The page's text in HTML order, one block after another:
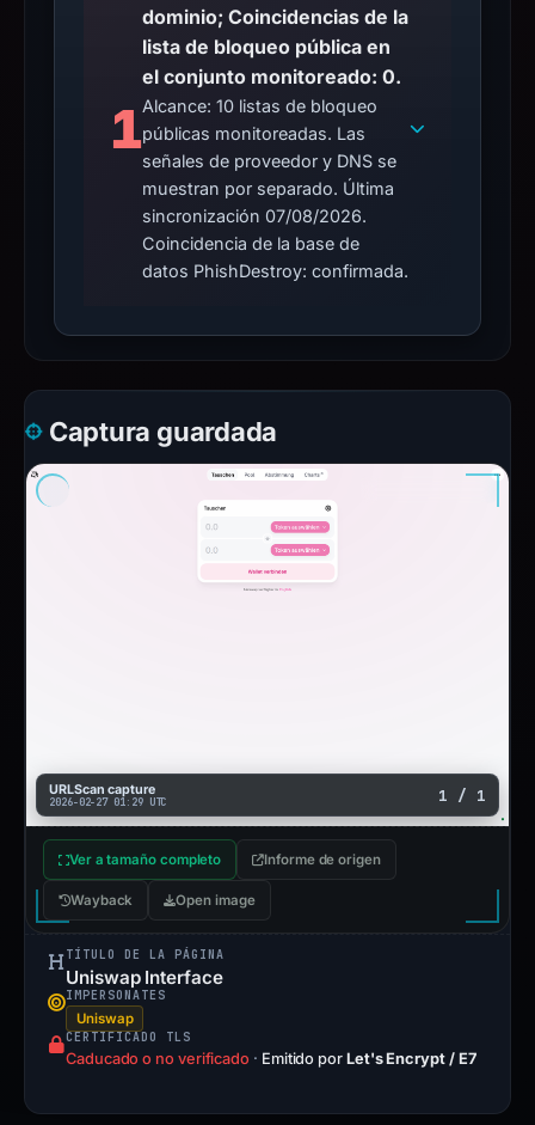
1
dominio; Coincidencias de la
lista de bloqueo pública en
el conjunto monitoreado: 0.
Alcance: 10 listas de bloqueo
públicas monitoreadas. Las
señales de proveedor y DNS se
muestran por separado. Última
sincronización 07/08/2026.
Coincidencia de la base de
datos PhishDestroy: confirmada.
Captura guardada
URLScan capture
2026-02-27 01:29 UTC 1 / 1
Ver a tamaño completo Informe de origen
Wayback Open image
TÍTULO DE LA PÁGINA
Uniswap Interface
IMPERSONATES
Uniswap
CERTIFICADO TLS
Caducado o no verificado · Emitido por Let's Encrypt / E7